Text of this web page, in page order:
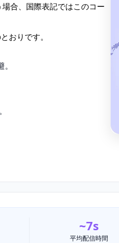
合、国際表記ではこのコー
おりです。
~7s
平均配信時間